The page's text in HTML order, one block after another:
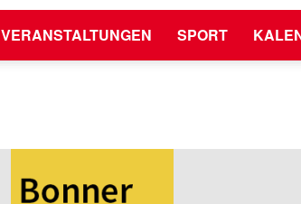
Bundesstadt.com
VERANSTALTUNGEN SPORT